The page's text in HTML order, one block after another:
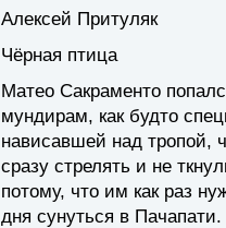
Алексей Притуляк
Чёрная птица
Матео Сакраменто
мундирам, как будто
нависавшей над тропой,
сразу стрелять и не
потому, что им как раз
дня сунуться в